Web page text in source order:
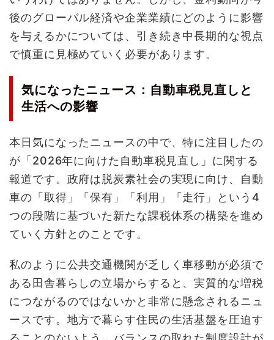
後のグローバル経済や企業業績にどのように影響
を与えるかについては、引き続き中長期的な視点
で慎重に見極めていく必要があります。
気になったニュース：自動車税見直しと
生活への影響
本日気になったニュースの中で、特に注目したの
が「2026年に向けた自動車税見直し」に関する
報道です。政府は脱炭素社会の実現に向け、自動
車の「取得」「保有」「利用」「走行」という4
つの段階に基づいた新たな課税体系の構築を進め
ていく方針とのことです。
私のように公共交通機関が乏しく車移動が必須で
ある田舎暮らしの立場からすると、実質的な増税
につながるのではないかと非常に懸念されるニュ
ースです。地方で暮らす住民の生活基盤を圧迫す